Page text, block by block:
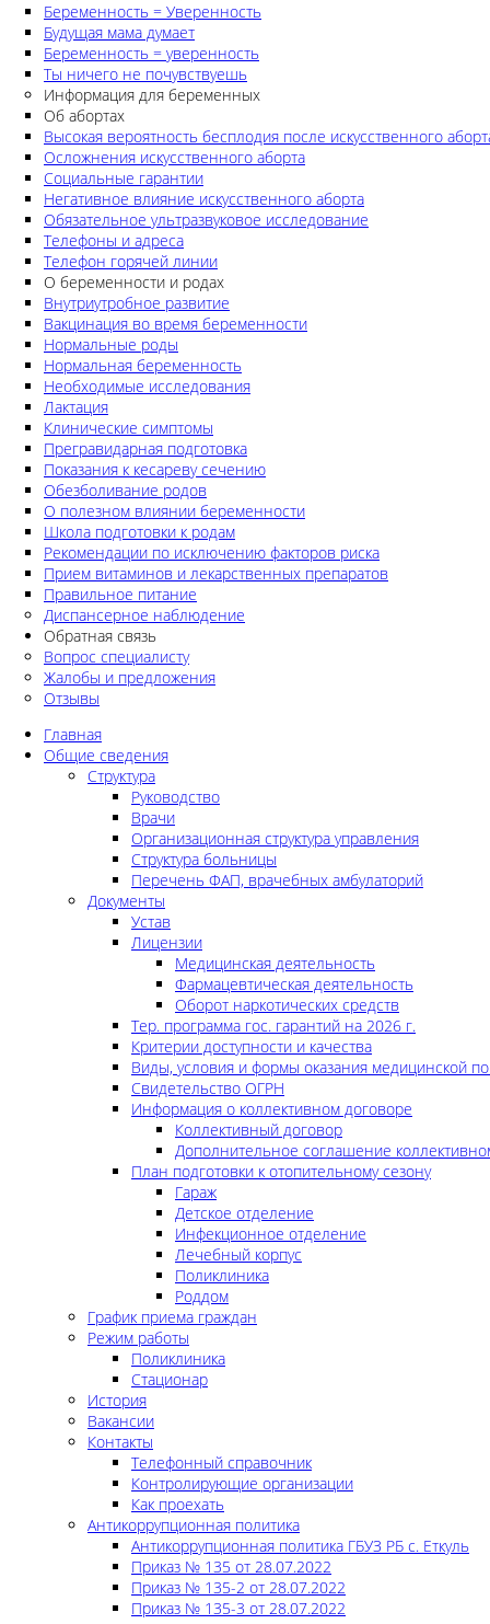
Беременность = Уверенность
Будущая мама думает
Беременность = уверенность
Ты ничего не почувствуешь
Информация для беременных
Об абортах
Высокая вероятность бесплодия после искусственного
Осложнения искусственного аборта
Социальные гарантии
Негативное влияние искусственного аборта
Обязательное ультразвуковое исследование
Телефоны и адреса
Телефон горячей линии
О беременности и родах
Внутриутробное развитие
Вакцинация во время беременности
Нормальные роды
Нормальная беременность
Необходимые исследования
Лактация
Клинические симптомы
Прегравидарная подготовка
Показания к кесареву сечению
Обезболивание родов
О полезном влиянии беременности
Школа подготовки к родам
Рекомендации по исключению факторов риска
Прием витаминов и лекарственных препаратов
Правильное питание
Диспансерное наблюдение
Обратная связь
Вопрос специалисту
Жалобы и предложения
Отзывы
Главная
Общие сведения
Структура
Руководство
Врачи
Организационная структура управления
Структура больницы
Перечень ФАП, врачебных амбулаторий
Документы
Устав
Лицензии
Медицинская деятельность
Фармацевтическая деятельность
Оборот наркотических средств
Тер. программа гос. гарантий на 2026 г.
Критерии доступности и качества
Виды, условия и формы оказания медицинской
Свидетельство ОГРН
Информация о коллективном договоре
Коллективный договор
Дополнительное соглашение
План подготовки к отопительному сезону
Гараж
Детское отделение
Инфекционное отделение
Лечебный корпус
Поликлиника
Роддом
График приема граждан
Режим работы
Поликлиника
Стационар
История
Вакансии
Контакты
Телефонный справочник
Контролирующие организации
Как проехать
Антикоррупционная политика
Антикоррупционная политика ГБУЗ РБ с. Еткуль
Приказ № 135 от 28.07.2022
Приказ № 135-2 от 28.07.2022
Приказ № 135-3 от 28.07.2022